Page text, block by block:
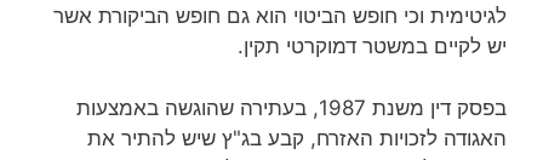
לגיטימית וכי חופש הביטוי הוא גם חופש הביקורת אשר
יש לקיים במשטר דמוקרטי תקין.
בפסק דין משנת 1987, בעתירה שהוגשה באמצעות
האגודה לזכויות האזרח, קבע בג"ץ שיש להתיר את